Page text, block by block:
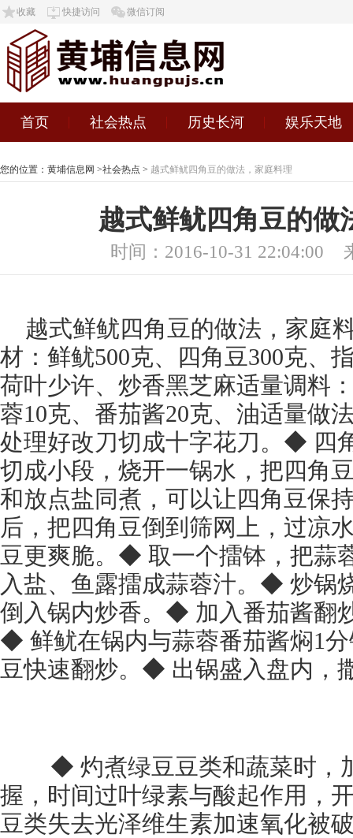
收藏 快捷访问 微信订阅
首页 社会热点 历史长河 娱乐天地
您的位置： 黄埔信息网 >社会热点 > 越式鲜鱿四角豆的做法，家庭料理
越式鲜鱿四角豆的做
时间：2016-10-31 22:04:00
越式鲜鱿四角豆的做法，家庭
材：鲜鱿500克、四角豆300克、
荷叶少许、炒香黑芝麻适量调料
蓉10克、番茄酱20克、油适量做
处理好改刀切成十字花刀。◆ 四
切成小段，烧开一锅水，把四角
和放点盐同煮，可以让四角豆保
后，把四角豆倒到筛网上，过凉
豆更爽脆。◆ 取一个擂钵，把蒜
入盐、鱼露擂成蒜蓉汁。◆ 炒锅
倒入锅内炒香。◆ 加入番茄酱翻
◆ 鲜鱿在锅内与蒜蓉番茄酱焖1
豆快速翻炒。◆ 出锅盛入盘内，
◆ 灼煮绿豆豆类和蔬菜时，
握，时间过叶绿素与酸起作用，
豆类失去光泽维生素加速氧化被